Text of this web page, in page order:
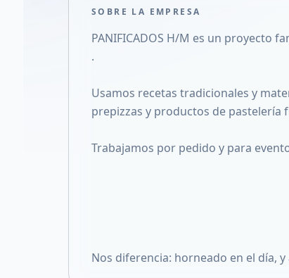
SOBRE LA EMPRESA
PANIFICADOS H/M es un proyecto
.
Usamos recetas tradicionales y
prepizzas y productos de pastelería
Trabajamos por pedido y para
Nos diferencia: horneado en el día,